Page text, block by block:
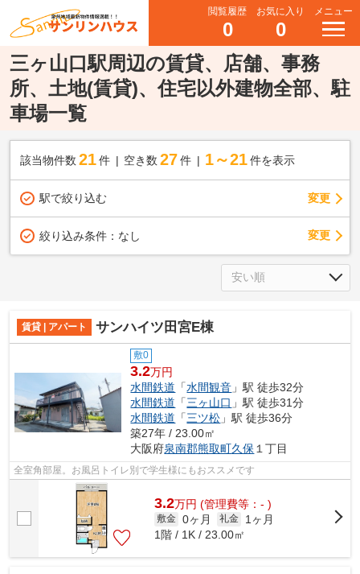
閲覧履歴
0
お気に入り
0
メニュー
三ヶ山口駅周辺の賃貸、店舗、事務
所、土地(賃貸)、住宅以外建物全部、駐
車場一覧
該当物件数 21件 空き数 27 件 1～21 件を表示
駅で絞り込む 変更
絞り込み条件： なし 変更
賃貸 | アパート サンハイツ田宮E棟
敷0
3.2万円
水間鉄道 「水間観音 」駅 徒歩32分
水間鉄道 「三ヶ山口 」駅 徒歩31分
水間鉄道 「三ツ松 」駅 徒歩36分
築27年 / 23.00㎡
大阪府泉南郡熊取町久保 １丁目
全室角部屋。お風呂トイレ別で学生様にもおススメです
3.2万円 (管理費等：- )
敷金 0ヶ月 礼金
1ヶ月
1階 / 1K / 23.00㎡